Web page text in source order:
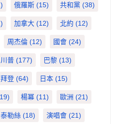
俄羅斯 (15) 共和黨 (38)
加拿大 (12) 北約 (12)
周杰倫 (12) 國會 (24)
川普 (177) 巴黎 (13)
拜登 (64) 日本 (15)
楊冪 (11) 歐洲 (21)
泰勒絲 (18) 演唱會 (21)